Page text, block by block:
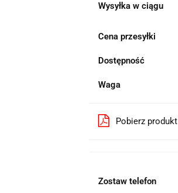
Wysyłka w ciągu
Cena przesyłki
Dostępność
Waga
Pobierz
Zostaw telefon